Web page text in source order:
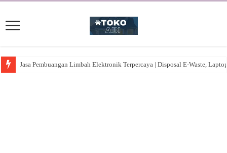
Jasa Pembuangan Limbah Elektronik Terpercaya | Disposal E-Waste,